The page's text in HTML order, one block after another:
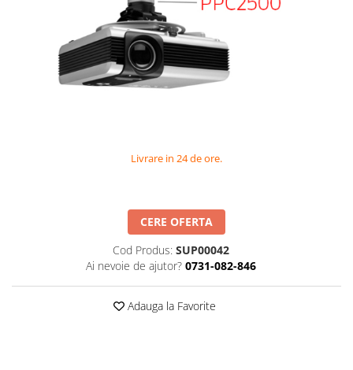
Camere Videoconferinta
Boxe si Soundbar
Tehnologie Educationala
Ochelari VR-3D
Table/Display-uri Interactive
Display-uri Interactive
Videoproiectoare si Echipamente IT
Livrare in 24 de ore.
CERE OFERTA
Cod Produs: SUP00042
Ai nevoie de ajutor? 0731-082-846
Adauga la Favorite